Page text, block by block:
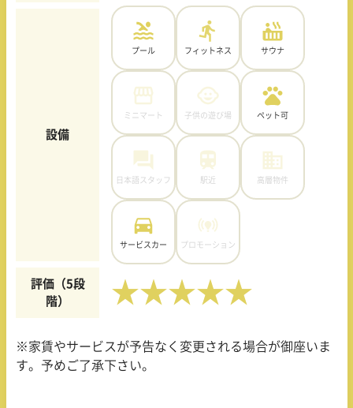
設備
プール フィットネス サウナ
ミニマート 子供の遊び場 ペット可
日本語スタッフ 駅近 高層物件
サービスカー プロモーション
評価（5段
階）
★★★★★
※家賃やサービスが予告なく変更される場合が御座いま
す。予めご了承下さい。